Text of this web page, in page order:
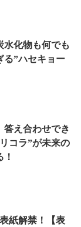
水化物も何でも
る”ハセキョー
答え合わせでき
コラ”が未来の
紙解禁！【表